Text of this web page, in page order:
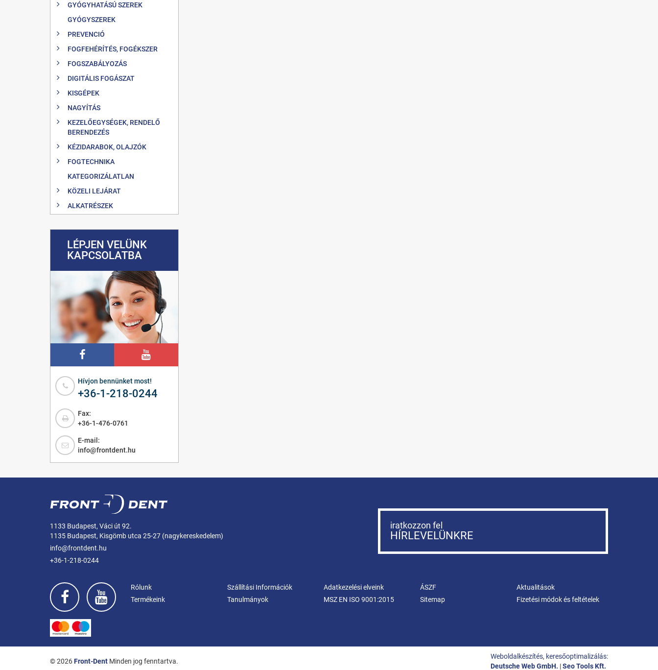
GYÓGYHATÁSÚ SZEREK
GYÓGYSZEREK
PREVENCIÓ
FOGFEHÉRÍTÉS, FOGÉKSZER
FOGSZABÁLYOZÁS
DIGITÁLIS FOGÁSZAT
KISGÉPEK
NAGYÍTÁS
KEZELŐEGYSÉGEK, RENDELŐ
BERENDEZÉS
KÉZIDARABOK, OLAJZÓK
FOGTECHNIKA
KATEGORIZÁLATLAN
KÖZELI LEJÁRAT
ALKATRÉSZEK
LÉPJEN VELÜNK
KAPCSOLATBA
Hívjon bennünket most!
+36-1-218-0244
Fax:
+36-1-476-0761
E-mail:
info@frontdent.hu
1133 Budapest, Váci út 92.
1135 Budapest, Kisgömb utca 25-27 (nagykereskedelem)
info@frontdent.hu
+36-1-218-0244
iratkozzon fel
HÍRLEVELÜNKRE
Rólunk Szállítási Információk Adatkezelési elveink ÁSZF
Aktualitások
Termékeink
Tanulmányok MSZ EN ISO 9001:2015 Sitemap Fizetési módok és feltételek
© 2026Front-Dent Minden jog fenntartva.
Weboldalkészítés, keresőoptimalizálás:
Deutsche Web GmbH. |Seo Tools Kft.